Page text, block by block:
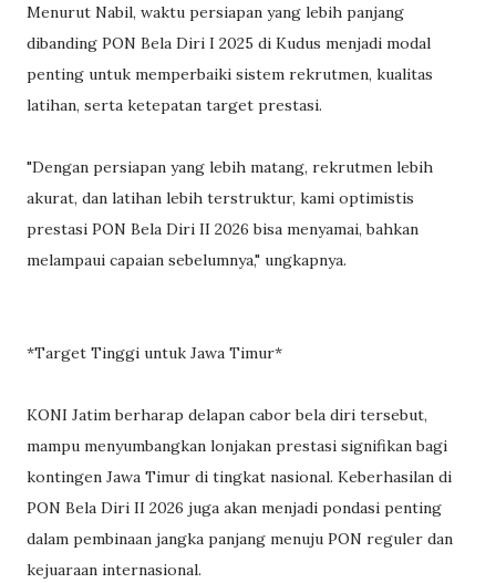
Menurut Nabil, waktu persiapan yang lebih panjang
dibanding PON Bela Diri I 2025 di Kudus menjadi modal
penting untuk memperbaiki sistem rekrutmen, kualitas
latihan, serta ketepatan target prestasi.
"Dengan persiapan yang lebih matang, rekrutmen lebih
akurat, dan latihan lebih terstruktur, kami optimistis
prestasi PON Bela Diri II 2026 bisa menyamai, bahkan
melampaui capaian sebelumnya," ungkapnya.
*Target Tinggi untuk Jawa Timur*
KONI Jatim berharap delapan cabor bela diri tersebut,
mampu menyumbangkan lonjakan prestasi signifikan bagi
kontingen Jawa Timur di tingkat nasional. Keberhasilan di
PON Bela Diri II 2026 juga akan menjadi pondasi penting
dalam pembinaan jangka panjang menuju PON reguler dan
kejuaraan internasional.